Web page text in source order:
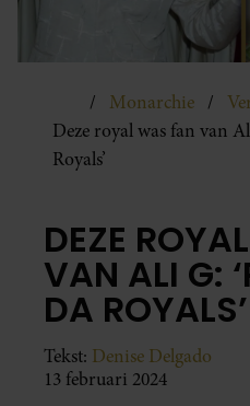
Monarchie
Deze royal was fan van
Royals’
DEZE
VAN ALI G:
DA ROYALS’
Tekst: Denise Delgado
13 februari 2024